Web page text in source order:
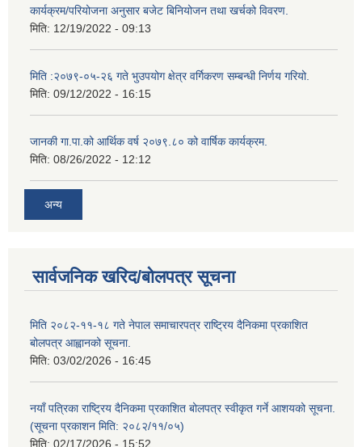
कार्यक्रम/परियोजना अनुसार बजेट बिनियोजन तथा खर्चको विवरण.
मिति: 12/19/2022 - 09:13
मिति :२०७९-०५-२६ गते भुउपयोग क्षेत्र वर्गिकरण सम्बन्धी निर्णय गरियो.
मिति: 09/12/2022 - 16:15
जानकी गा.पा.को आर्थिक वर्ष २०७९.८० को वार्षिक कार्यक्रम.
मिति: 08/26/2022 - 12:12
अन्य
सार्वजनिक खरिद/बोलपत्र सूचना
मिति २०८२-११-१८ गते नेपाल समाचारपत्र राष्ट्रिय दैनिकमा प्रकाशित
बोलपत्र आह्वानको सूचना.
मिति: 03/02/2026 - 16:45
नयाँ पत्रिका राष्ट्रिय दैनिकमा प्रकाशित बोलपत्र स्वीकृत गर्ने आशयको सूचना.
(सूचना प्रकाशन मिति: २०८२/११/०५)
मिति: 02/17/2026 - 15:52